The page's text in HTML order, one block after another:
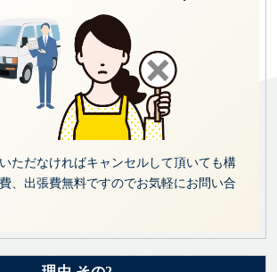
ただなければキャンセルして頂いても構
、出張費無料ですのでお気軽にお問い合